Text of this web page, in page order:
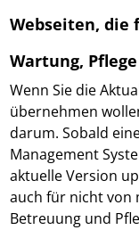
Webseiten,
Wartung,
Wenn Sie die
übernehmen
darum. Sobald
Management
aktuelle Version
auch für nicht von
Betreuung und